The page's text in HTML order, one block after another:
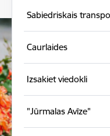
Sabiedriskais
Caurlaides
Izsakiet viedokli
"Jūrmalas Avīze"